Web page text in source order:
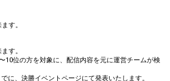
す。
す。
10位の方を対象に、配信内容を元に運営チームが検
に、決勝イベントページにて発表いたします。